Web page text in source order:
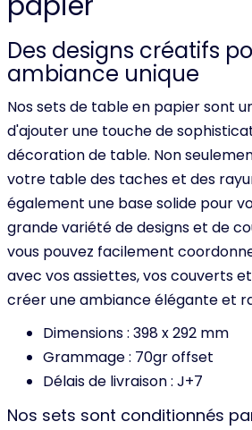
Des designs créatifs
ambiance unique
Nos sets de table en papier sont
d'ajouter une touche de
décoration de table. Non
votre table des taches et des
également une base solide pour
grande variété de designs et de
vous pouvez facilement
avec vos assiettes, vos couverts
créer une ambiance élégante et
Dimensions : 398 x 292 mm
Grammage : 70gr offset
Délais de livraison : J+7
Nos sets sont conditionnés